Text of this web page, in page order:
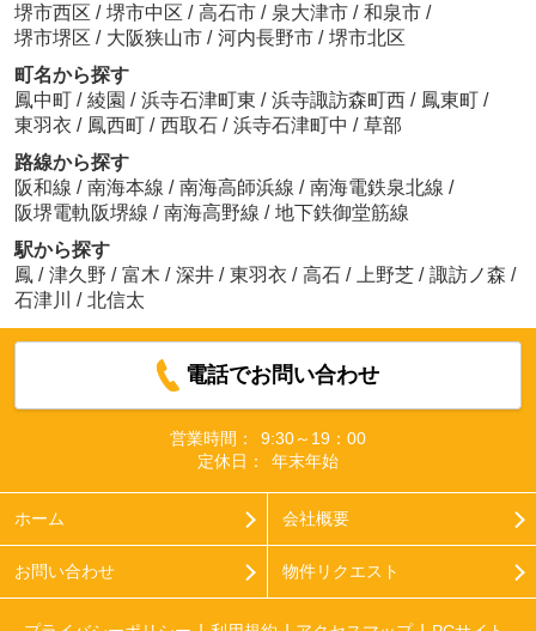
堺市西区 / 堺市中区 / 高石市 / 泉大津市 / 和泉市 /
堺市堺区 / 大阪狭山市 / 河内長野市 / 堺市北区
町名から探す
鳳中町 / 綾園 / 浜寺石津町東 / 浜寺諏訪森町西 / 鳳東町 /
東羽衣 / 鳳西町 / 西取石 / 浜寺石津町中 / 草部
路線から探す
阪和線 / 南海本線 / 南海高師浜線 / 南海電鉄泉北線 /
阪堺電軌阪堺線 / 南海高野線 / 地下鉄御堂筋線
駅から探す
鳳 / 津久野 / 富木 / 深井 / 東羽衣 / 高石 / 上野芝 / 諏訪ノ森 /
石津川
/ 北信太
電話でお問い合わせ
営業時間：
9:30～19：00
定休日：
年末年始
ホーム 会社概要
お問い合わせ 物件リクエスト